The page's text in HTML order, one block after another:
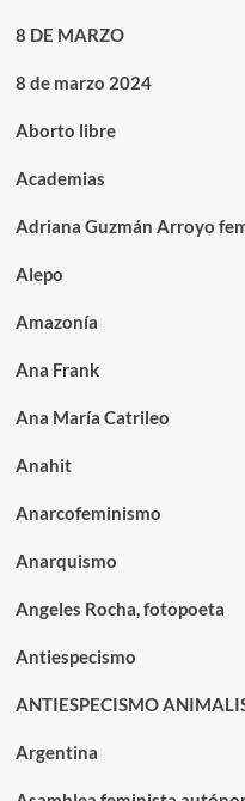
8 DE MARZO
8 de marzo 2024
Aborto libre
Academias
Adriana Guzmán Arroyo
Alepo
Amazonía
Ana Frank
Ana María Catrileo
Anahit
Anarcofeminismo
Anarquismo
Angeles Rocha, fotopoeta
Antiespecismo
ANTIESPECISMO
Argentina